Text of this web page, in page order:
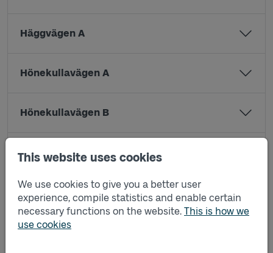
This website uses cookies
We use cookies to give you a better user
experience, compile statistics and enable certain
necessary functions on the website. This is how we
use cookies
Häggvägen A
Hönekullavägen A
Hönekullavägen B
Mölnlycke resecentrum G
Råda stock A
Råda stock B